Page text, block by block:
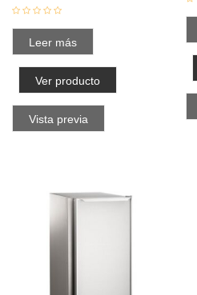
Leer más
Ver producto
Vista previa